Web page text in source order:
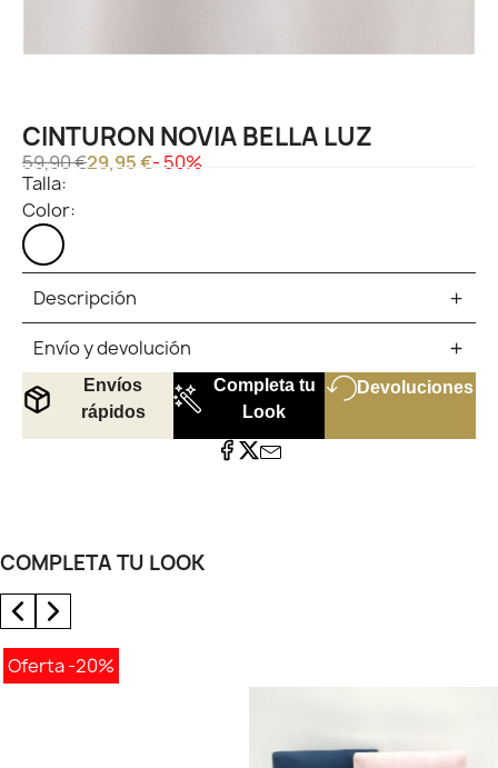
CINTURON NOVIA BELLA LUZ
59,90 €29,95 €- 50%
Talla:
Color:
BLANCO
Descripción
Envío y devolución
Envíos
rápidos
Completa tu
Look
Devoluciones
COMPLETA TU LOOK
Oferta-20%